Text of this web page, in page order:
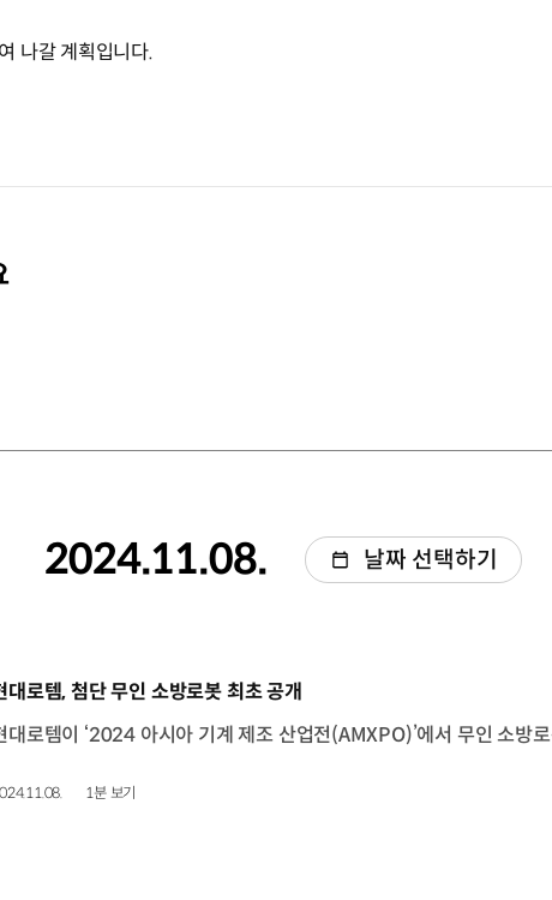
나갈 계획입니다.
2024.11.08. 날짜 선택하기
영상]
대로템, 첨단 무인 소방로봇 최초 공개
1분 보기